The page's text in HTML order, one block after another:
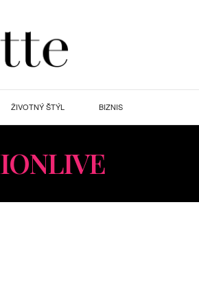
ŽIVOTNÝ ŠTÝL BIZNIS